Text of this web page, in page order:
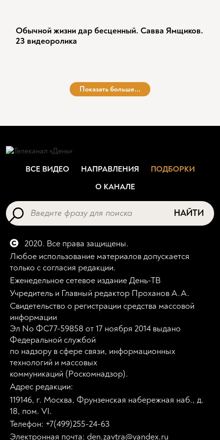
Обычной жизни дар бесценный. Савва Ямщиков.
23 видеоролика
Показать больше...
ВСЕ ВИДЕО НАПРАВЛЕНИЯ
ПОДБОРКИ
О КАНАЛЕ
НАЙТИ
2020. Все права защищены.
Любое использование материалов допускается
только с согласия редакции.
Еженедельное сетевое издание День-ТВ
Учредитель и Главный редактор Проханов А.А.
Свидетельство о регистрации средства массовой
информации
Эл No ФС77-59858 от 17 ноября 2014 выдано
Федеральной службой
по надзору в сфере связи, информационных
технологий и массовых
коммуникаций (Роскомнадзор).
Адрес редакции:
119146, г. Москва, Фрунзенская набережная наб., д.
18, пом. VI.
Телефон: +7(499)255-24-63
Электронная почта: den.zavtra@yandex.ru